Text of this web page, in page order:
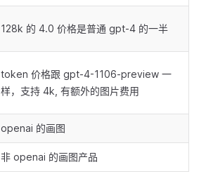
128k 的 4.0 价格是普通 gpt-4 的一半
token 价格跟 gpt-4-1106-preview 一
样，支持 4k, 有额外的图片费用
openai 的画图
非 openai 的画图产品